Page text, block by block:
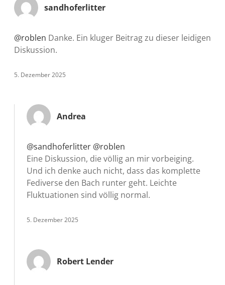
sandhoferlitter
@roblen Danke. Ein kluger Beitrag zu dieser leidigen
Diskussion.
5. Dezember 2025
Andrea
@sandhoferlitter @roblen
Eine Diskussion, die völlig an mir vorbeiging.
Und ich denke auch nicht, dass das komplette
Fediverse den Bach runter geht. Leichte
Fluktuationen sind völlig normal.
5. Dezember 2025
Robert Lender